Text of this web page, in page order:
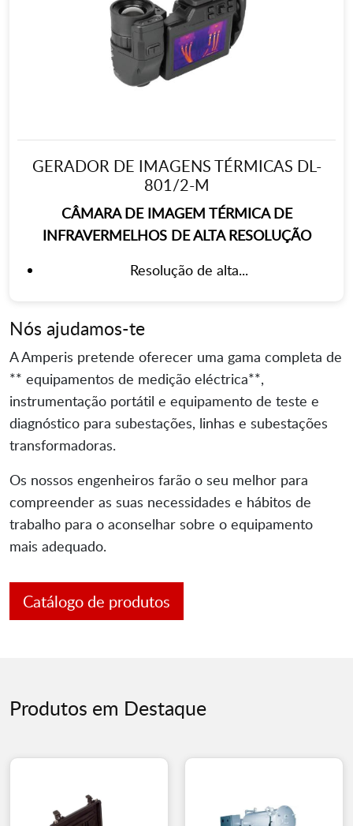
GERADOR DE IMAGENS TÉRMICAS DL-
801/2-M
CÂMARA DE IMAGEM TÉRMICA DE
INFRAVERMELHOS DE ALTA RESOLUÇÃO
Resolução de alta...
Nós ajudamos-te
A Amperis pretende oferecer uma gama completa de
** equipamentos de medição eléctrica**,
instrumentação portátil e equipamento de teste e
diagnóstico para subestações, linhas e subestações
transformadoras.
Os nossos engenheiros farão o seu melhor para
compreender as suas necessidades e hábitos de
trabalho para o aconselhar sobre o equipamento
mais adequado.
Catálogo de produtos
Produtos em Destaque